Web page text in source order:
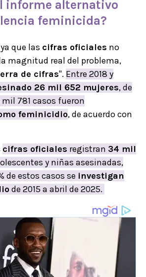
informe alternativo
feminicida?
que las cifras oficiales no
magnitud real del problema,
de cifras". Entre 2018 y
26 mil 652 mujeres, de
781 casos fueron
feminicidio, de acuerdo con
cifras oficiales registran 34 mil
y niñas asesinadas,
de estos casos se investigan
de 2015 a abril de 2025.